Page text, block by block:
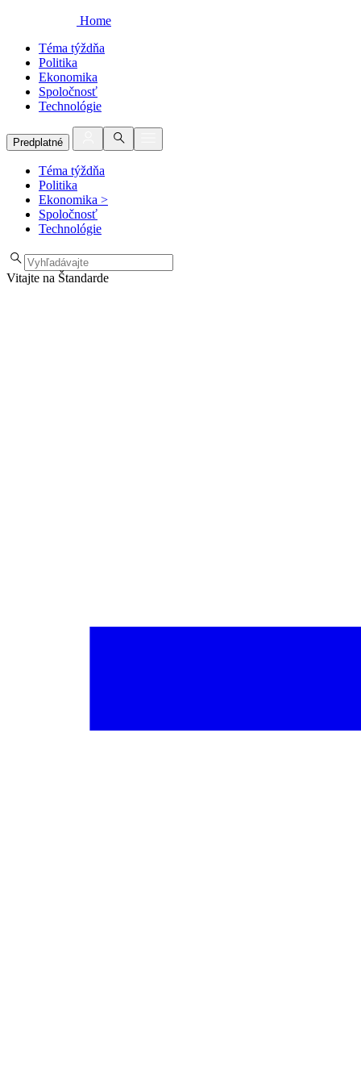
Home
Téma týždňa
Politika
Ekonomika
Spoločnosť
Technológie
Predplatné
Téma týždňa
Politika
Ekonomika >
Spoločnosť
Technológie
Vitajte na Štandarde